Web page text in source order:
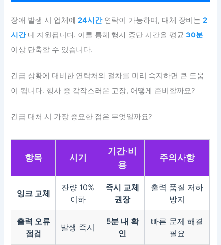
장애 발생 시 업체에24시간연락이 가능하며, 대체 장비는2
시간내 지원됩니다. 이를 통해 행사 중단 시간을 평균30분
이상 단축할 수 있습니다.
긴급 상황에 대비한 연락처와 절차를 미리 숙지하면 큰 도움
이 됩니다. 행사 중 갑작스러운 고장, 어떻게 준비할까요?
긴급 대처 시 가장 중요한 점은 무엇일까요?
항목 시기
기간·비
용
주의사항
잉크 교체
잔량 10%
이하
즉시 교체
권장
출력 품질 저하
방지
출력 오류
점검
발생 즉시
5분 내 확
인
빠른 문제 해결
필요